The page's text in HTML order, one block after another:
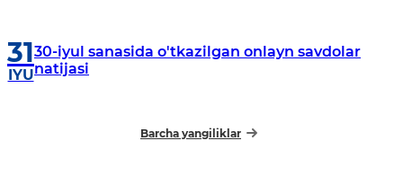
31
IYU
30-iyul sanasida o'tkazilgan onlayn savdolar
natijasi
Barcha yangiliklar